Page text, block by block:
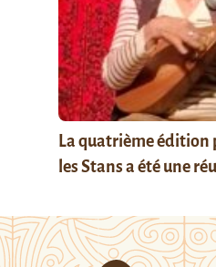
La quatrième édition
les Stans a été une